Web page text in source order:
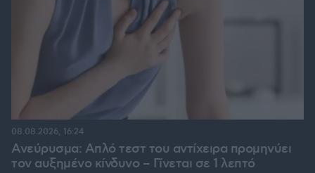
Ανεύρυσμα: Απλό τεστ του αντίχειρα προμηνύει
τον αυξημένο κίνδυνο – Γίνεται σε 1 λεπτό
08.08.2026, 16:24